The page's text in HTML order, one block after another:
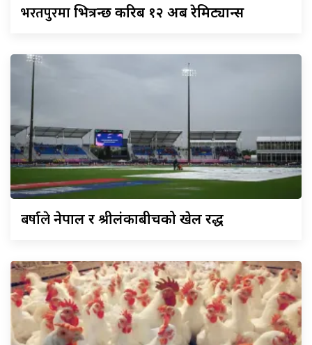
भरतपुरमाभित्रन्छ करिब १२ अर्ब रेमिट्यान्स
बर्षालेनेपाल र श्रीलंकाबीचको खेल रद्ध